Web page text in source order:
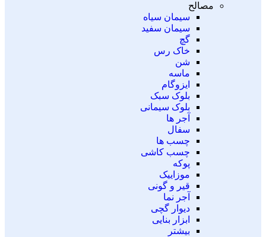
مصالح
سیمان سیاه
سیمان سفید
گچ
خاک رس
شن
ماسه
ایزوگام
بلوک سبک
بلوک سیمانی
آجر ها
سفال
چسب ها
چسب کاشی
پوکه
موزاییک
قیر و گونی
آجر نما
دیوار گچی
ابزار بنایی
بیشتر